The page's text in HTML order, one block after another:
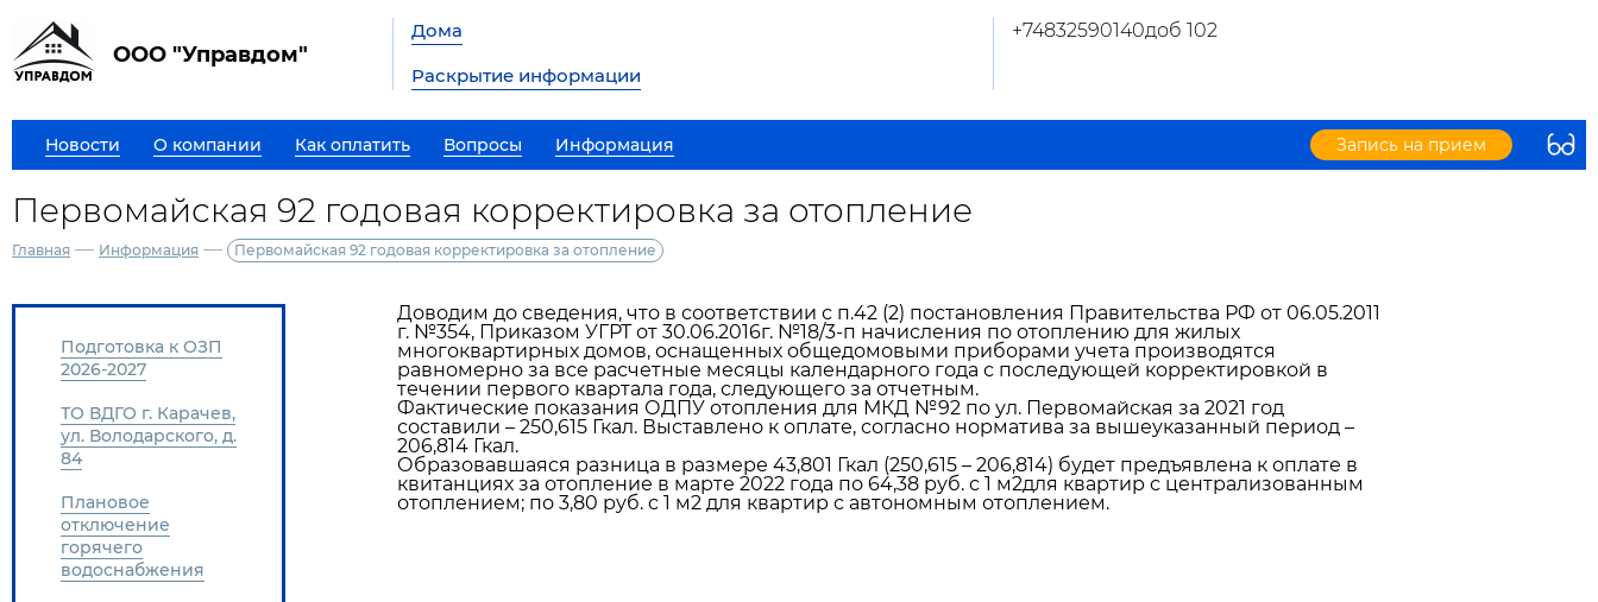
ООО "Управдом"
Дома
Раскрытие информации
+74832590140доб 102
Новости О компании Как оплатить Вопросы Информация Запись на прием
Первомайская 92 годовая корректировка за отопление
Главная — Информация — Первомайская 92 годовая корректировка за отопление
Подготовка к ОЗП
2026-2027
ТО ВДГО г. Карачев,
ул. Володарского, д.
84
Плановое
отключение
горячего
водоснабжения
Доводим до сведения, что в соответствии с п.42 (2) постановления Правительства РФ от 06.05.2011
г. №354, Приказом УГРТ от 30.06.2016г. №18/3-п начисления по отоплению для жилых
многоквартирных домов, оснащенных общедомовыми приборами учета производятся
равномерно за все расчетные месяцы календарного года с последующей корректировкой в
течении первого квартала года, следующего за отчетным.
Фактические показания ОДПУ отопления для МКД №92 по ул. Первомайская за 2021 год
составили – 250,615 Гкал. Выставлено к оплате, согласно норматива за вышеуказанный период –
206,814 Гкал.
Образовавшаяся разница в размере 43,801 Гкал (250,615 – 206,814) будет предъявлена к оплате в
квитанциях за отопление в марте 2022 года по 64,38 руб. с 1 м2для квартир с централизованным
отоплением; по 3,80 руб. с 1 м2 для квартир с автономным отоплением.